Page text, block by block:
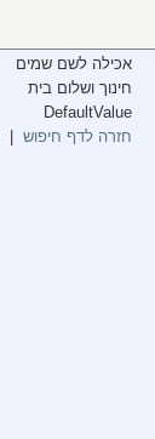
אכילה לשם שמים
חינוך ושלום בית
DefaultValue
חזרה לדף חיפוש